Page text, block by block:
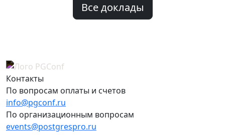
Все доклады
Контакты
По вопросам оплаты и счетов
info@pgconf.ru
По организационным вопросам
events@postgrespro.ru